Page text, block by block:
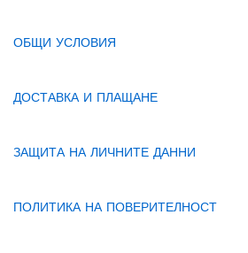
ОБЩИ УСЛОВИЯ
ДОСТАВКА И ПЛАЩАНЕ
ЗАЩИТА НА ЛИЧНИТЕ ДАННИ
ПОЛИТИКА НА ПОВЕРИТЕЛНОСТ